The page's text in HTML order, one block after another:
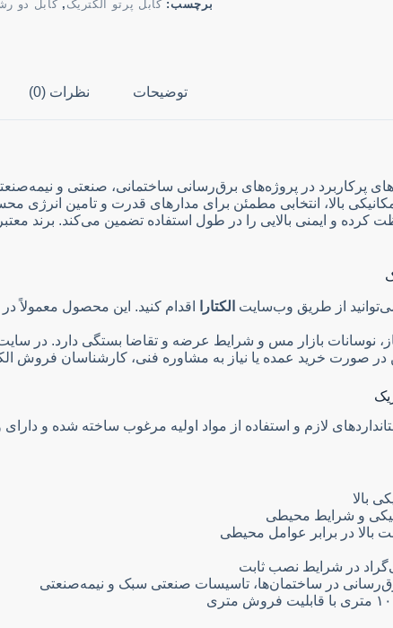
برچسب: کابل پرتو الکتریک , کابل دو
توضیحات نظرات (0)
و ایمنی بالایی را در طول استفاده تضمین می‌کند. برند معتبر
الکتارا اقدام کنید. این محصول معمولاً در
نوسانات بازار مس و شرایط عرضه و تقاضا بستگی دارد. در
صورت خرید عمده یا نیاز به مشاوره فنی، کارشناسان فروش
بالا
در ساختمان‌ها، تاسیسات صنعتی سبک و نیمه‌صنعتی